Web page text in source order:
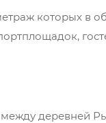
которых в
деревней